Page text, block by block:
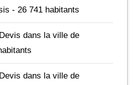
- 26 741 habitants
dans la ville de
dans la ville de